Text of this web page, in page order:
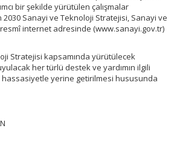
bir şekilde yürütülen çalışmalar
Sanayi ve Teknoloji Stratejisi, Sanayi ve
resmî internet adresinde (www.sanayi.gov.tr)
Stratejisi kapsamında yürütülecek
her türlü destek ve yardımın ilgili
yerine getirilmesi hususunda